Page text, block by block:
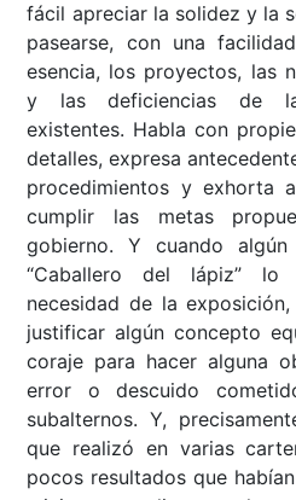
fácil apreciar la solidez y la
pasearse, con una
esencia, los proyectos, las
y las deficiencias de
existentes. Habla con
detalles, expresa
procedimientos y exhorta
cumplir las metas
gobierno. Y cuando
“Caballero del lápiz” lo
necesidad de la
justificar algún concepto
coraje para hacer alguna
error o descuido
subalternos. Y,
que realizó en varias
pocos resultados que